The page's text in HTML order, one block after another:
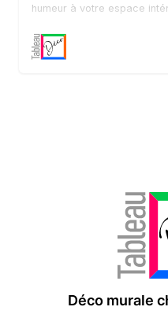
humeur à votre espace
Déco murale